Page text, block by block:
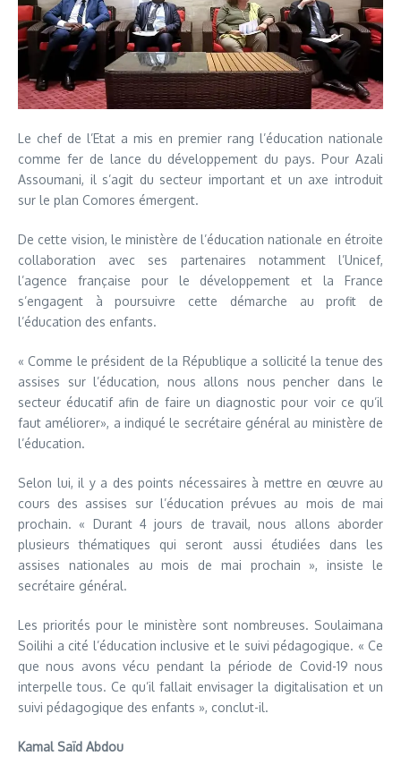
Le chef de l’Etat a mis en premier rang l’éducation nationale
comme fer de lance du développement du pays. Pour Azali
Assoumani, il s’agit du secteur important et un axe introduit
sur le plan Comores émergent.
De cette vision, le ministère de l’éducation nationale en étroite
collaboration avec ses partenaires notamment l’Unicef,
l’agence française pour le développement et la France
s’engagent à poursuivre cette démarche au profit de
l’éducation des enfants.
« Comme le président de la République a sollicité la tenue des
assises sur l’éducation, nous allons nous pencher dans le
secteur éducatif afin de faire un diagnostic pour voir ce qu’il
faut améliorer», a indiqué le secrétaire général au ministère de
l’éducation.
Selon lui, il y a des points nécessaires à mettre en œuvre au
cours des assises sur l’éducation prévues au mois de mai
prochain. « Durant 4 jours de travail, nous allons aborder
plusieurs thématiques qui seront aussi étudiées dans les
assises nationales au mois de mai prochain », insiste le
secrétaire général.
Les priorités pour le ministère sont nombreuses. Soulaimana
Soilihi a cité l’éducation inclusive et le suivi pédagogique. « Ce
que nous avons vécu pendant la période de Covid-19 nous
interpelle tous. Ce qu’il fallait envisager la digitalisation et un
suivi pédagogique des enfants », conclut-il.
Kamal Saïd Abdou